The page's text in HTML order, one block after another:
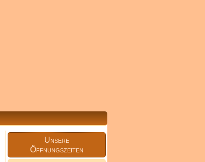
Unsere
Öffnungszeiten